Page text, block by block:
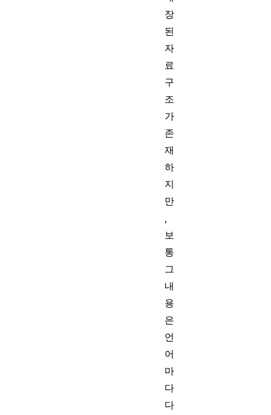
장
된
자
료
구
조
가
존
재
하
지
만
,
보
통
그
내
용
은
언
어
마
다
다